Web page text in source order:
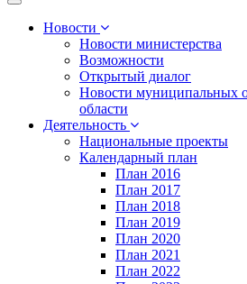
Toggle
navigationНовости
Новости министерства
Возможности
Открытый диалог
Новости муниципальных
области
Деятельность
Национальные проекты
Календарный план
План 2016
План 2017
План 2018
План 2019
План 2020
План 2021
План 2022